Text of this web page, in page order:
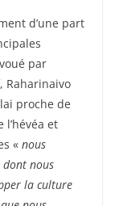
d’une part
par
Raharinaivo
proche de
et
« nous
dont nous
la culture